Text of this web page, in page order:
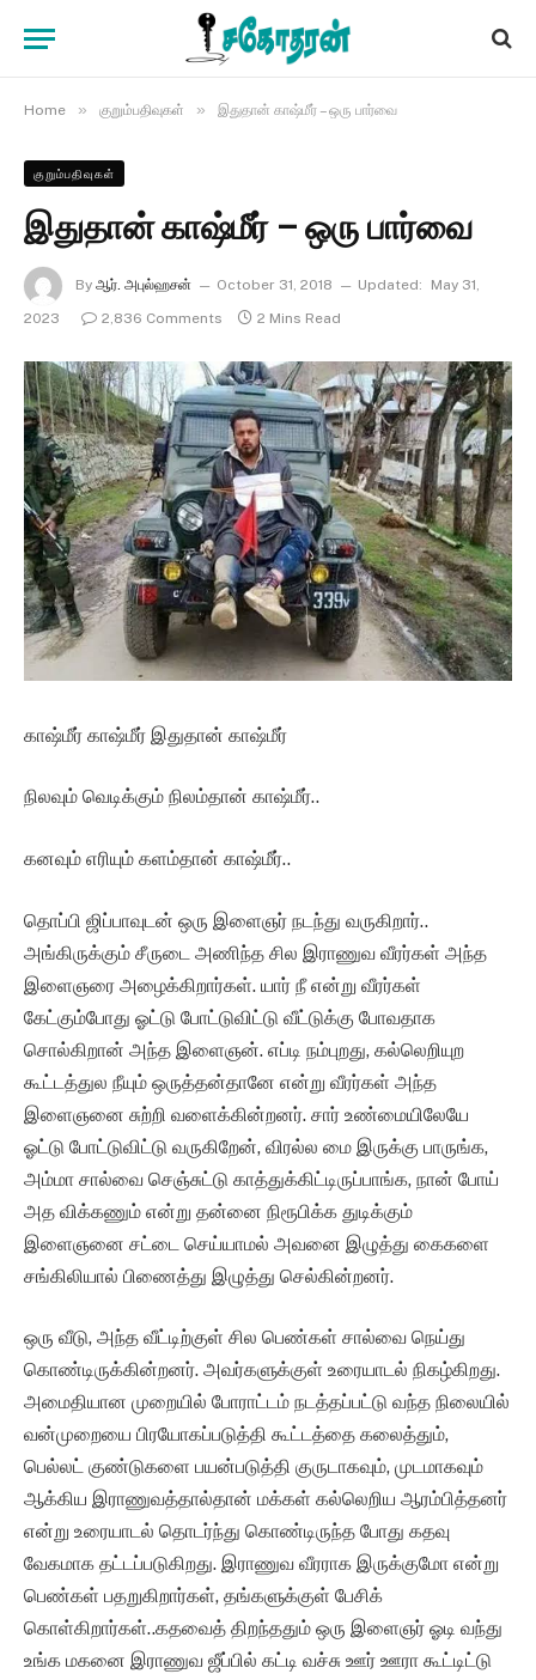
Home » குறும்பதிவுகள் » இதுதான் காஷ்மீர் – ஒரு பார்வை
குறும்பதிவுகள்
இதுதான் காஷ்மீர் – ஒரு பார்வை
By ஆர். அபுல்ஹசன் October 31, 2018 Updated:
May 31,
2023
2,836 Comments 2 Mins Read
காஷ்மீர் காஷ்மீர் இதுதான் காஷ்மீர்
நிலவும் வெடிக்கும் நிலம்தான் காஷ்மீர்..
கனவும் எரியும் களம்தான் காஷ்மீர்..
தொப்பி ஜிப்பாவுடன் ஒரு இளைஞர் நடந்து வருகிறார்..
அங்கிருக்கும் சீருடை அணிந்த சில இராணுவ வீரர்கள் அந்த
இளைஞரை அழைக்கிறார்கள். யார் நீ என்று வீரர்கள்
கேட்கும்போது ஓட்டு போட்டுவிட்டு வீட்டுக்கு போவதாக
சொல்கிறான் அந்த இளைஞன். எப்டி நம்புறது, கல்லெறியுற
கூட்டத்துல நீயும் ஒருத்தன்தானே என்று வீரர்கள் அந்த
இளைஞனை சுற்றி வளைக்கின்றனர். சார் உண்மையிலேயே
ஓட்டு போட்டுவிட்டு வருகிறேன், விரல்ல மை இருக்கு பாருங்க,
அம்மா சால்வை செஞ்சுட்டு காத்துக்கிட்டிருப்பாங்க, நான் போய்
அத விக்கணும் என்று தன்னை நிரூபிக்க துடிக்கும்
இளைஞனை சட்டை செய்யாமல் அவனை இழுத்து கைகளை
சங்கிலியால் பிணைத்து இழுத்து செல்கின்றனர்.
ஒரு வீடு, அந்த வீட்டிற்குள் சில பெண்கள் சால்வை நெய்து
கொண்டிருக்கின்றனர். அவர்களுக்குள் உரையாடல் நிகழ்கிறது.
அமைதியான முறையில் போராட்டம் நடத்தப்பட்டு வந்த நிலையில்
வன்முறையை பிரயோகப்படுத்தி கூட்டத்தை கலைத்தும்,
பெல்லட் குண்டுகளை பயன்படுத்தி குருடாகவும், முடமாகவும்
ஆக்கிய இராணுவத்தால்தான் மக்கள் கல்லெறிய ஆரம்பித்தனர்
என்று உரையாடல் தொடர்ந்து கொண்டிருந்த போது கதவு
வேகமாக தட்டப்படுகிறது. இராணுவ வீரராக இருக்குமோ என்று
பெண்கள் பதறுகிறார்கள், தங்களுக்குள் பேசிக்
கொள்கிறார்கள்..கதவைத் திறந்ததும் ஒரு இளைஞர் ஓடி வந்து
உங்க மகனை இராணுவ ஜீப்பில் கட்டி வச்சு ஊர் ஊரா கூட்டிட்டு